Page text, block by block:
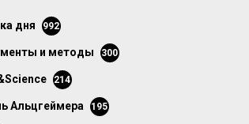
дня 992
и методы 300
214
Альцгеймера 195